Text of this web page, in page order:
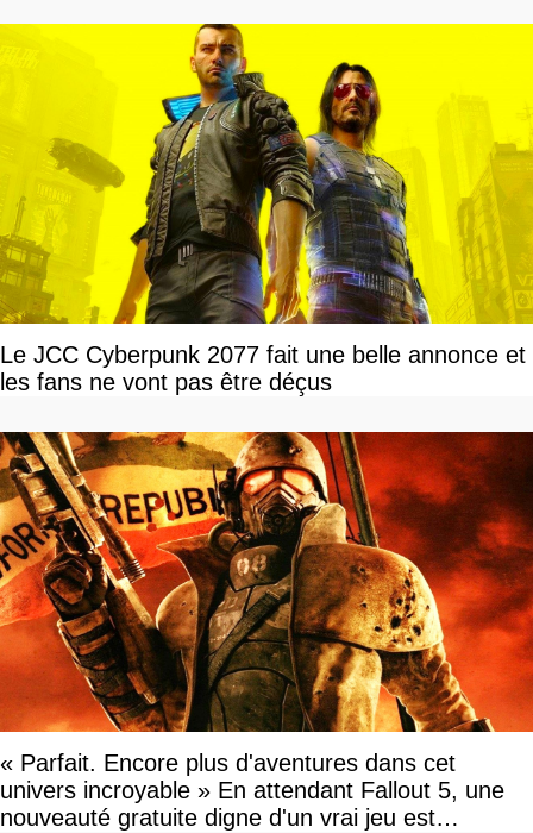
Le JCC Cyberpunk 2077 fait une belle annonce et
les fans ne vont pas être déçus
« Parfait. Encore plus d'aventures dans cet
univers incroyable » En attendant Fallout 5, une
nouveauté gratuite digne d'un vrai jeu est